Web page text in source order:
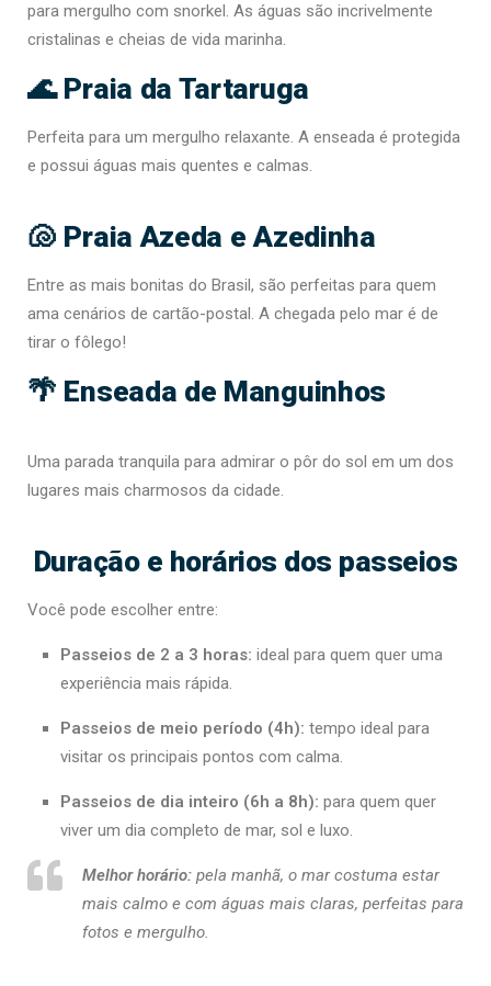
para mergulho com snorkel. As águas são incrivelmente
cristalinas e cheias de vida marinha.
🌊 Praia da Tartaruga
Perfeita para um mergulho relaxante. A enseada é protegida
e possui águas mais quentes e calmas.
🐚 Praia Azeda e Azedinha
Entre as mais bonitas do Brasil, são perfeitas para quem
ama cenários de cartão-postal. A chegada pelo mar é de
tirar o fôlego!
🌴 Enseada de Manguinhos
Uma parada tranquila para admirar o pôr do sol em um dos
lugares mais charmosos da cidade.
Duração e horários dos passeios
Você pode escolher entre:
Passeios de 2 a 3 horas: ideal para quem quer uma
experiência mais rápida.
Passeios de meio período (4h): tempo ideal para
visitar os principais pontos com calma.
Passeios de dia inteiro (6h a 8h): para quem quer
viver um dia completo de mar, sol e luxo.
Melhor horário: pela manhã, o mar costuma estar
mais calmo e com águas mais claras, perfeitas para
fotos e mergulho.